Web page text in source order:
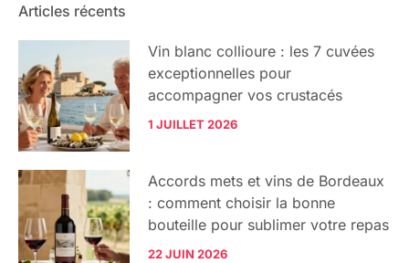
Articles récents
Vin blanc collioure : les 7 cuvées
exceptionnelles pour
accompagner vos crustacés
1 JUILLET 2026
Accords mets et vins de Bordeaux
: comment choisir la bonne
bouteille pour sublimer votre repas
22 JUIN 2026